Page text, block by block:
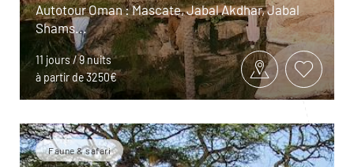
Autotour Oman : Mascate, Jabal Akdhar, Jabal
Shams...
11 jours / 9 nuits
à partir de 3250€
Faune & safari